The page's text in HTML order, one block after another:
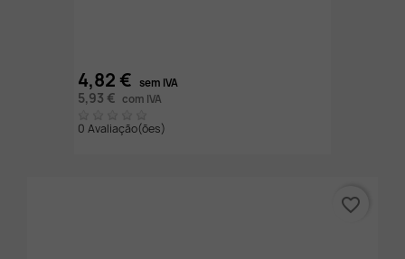
4,82 € sem IVA
5,93 € com IVA
0 Avaliação(ões)
favorite_border